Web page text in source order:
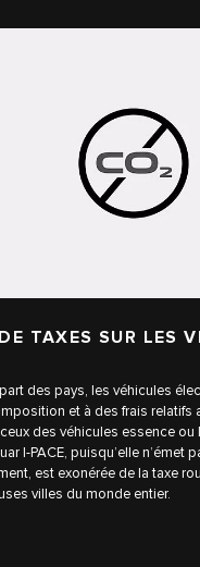
TAXES SUR LES
des pays, les véhicules
et à des frais relatifs
des véhicules essence ou
I-PACE, puisqu’elle n’émet
est exonérée de la taxe
villes du monde entier.